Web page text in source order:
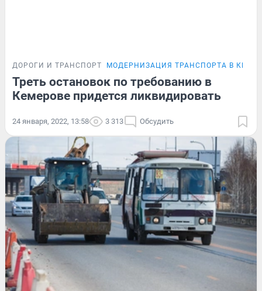
ДОРОГИ И ТРАНСПОРТ МОДЕРНИЗАЦИЯ ТРАНСПОРТА В
Треть остановок по требованию в
Кемерове придется ликвидировать
24 января, 2022, 13:58 3 313 Обсудить